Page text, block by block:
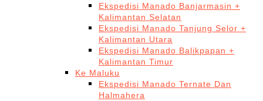
Ekspedisi Manado Banjarmasin +
Kalimantan Selatan
Ekspedisi Manado Tanjung Selor +
Kalimantan Utara
Ekspedisi Manado Balikpapan +
Kalimantan Timur
Ke Maluku
Ekspedisi Manado Ternate Dan
Halmahera